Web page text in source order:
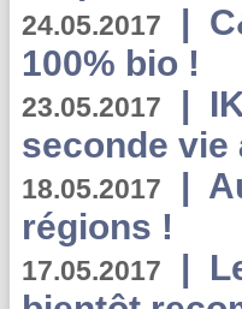
24.05.2017 |
100% bio !
23.05.2017 |
seconde vie
18.05.2017 |
régions !
17.05.2017 |